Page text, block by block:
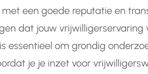
een goede reputatie en
dat jouw vrijwilligerservaring
essentieel om grondig
je je inzet voor